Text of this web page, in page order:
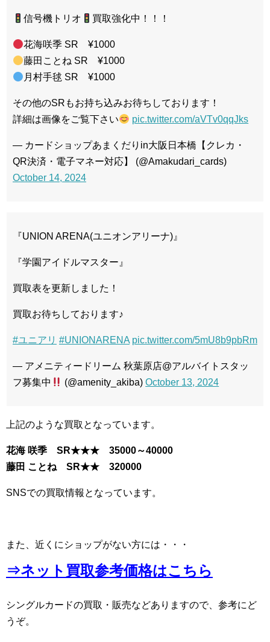
信号機トリオ 買取強化中！！！
花海咲季 SR ¥1000
藤田ことね SR ¥1000
月村手毬 SR ¥1000
その他のSRもお持ち込みお待ちしております！
詳細は画像をご覧下さい
pic.twitter.com/aVTv0qqJks
— カードショップあまくだりin大阪日本橋【クレカ・
QR決済・電子マネー対応】 (@Amakudari_cards)
October 14, 2024
『UNION ARENA(ユニオンアリーナ)』
『学園アイドルマスター』
買取表を更新しました！
買取お待ちしております♪
#ユニアリ #UNIONARENA pic.twitter.com/5mU8b9pbRm
— アメニティードリーム 秋葉原店@アルバイトスタッ
フ募集中
(@amenity_akiba)October 13, 2024
上記のような買取となっています。
花海 咲季 SR★★★ 35000～40000
藤田 ことね SR★★ 320000
SNSでの買取情報となっています。
また、近くにショップがない方には・・・
⇒ネット買取参考価格はこちら
シングルカードの買取・販売などありますので、参考にど
うぞ。